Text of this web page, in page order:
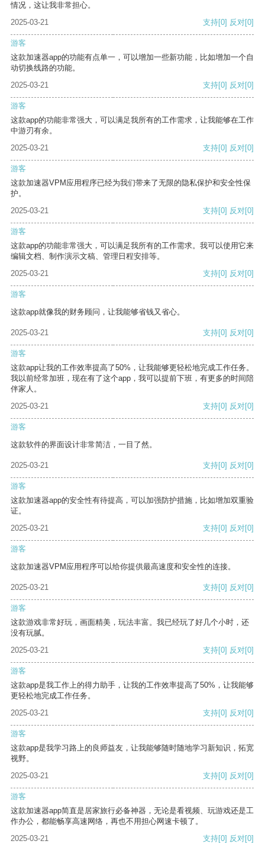
情况，这让我非常担心。
2025-03-21
支持[0] 反对[0]
游客
这款加速器app的功能有点单一，可以增加一些新功能，比如增加一个自
动切换线路的功能。
2025-03-21
支持[0] 反对[0]
游客
这款app的功能非常强大，可以满足我所有的工作需求，让我能够在工作
中游刃有余。
2025-03-21
支持[0] 反对[0]
游客
这款加速器VPM应用程序已经为我们带来了无限的隐私保护和安全性保
护。
2025-03-21
支持[0] 反对[0]
游客
这款app的功能非常强大，可以满足我所有的工作需求。我可以使用它来
编辑文档、制作演示文稿、管理日程安排等。
2025-03-21
支持[0] 反对[0]
游客
这款app就像我的财务顾问，让我能够省钱又省心。
2025-03-21 支持[0] 反对[0]
游客
这款app让我的工作效率提高了50%，让我能够更轻松地完成工作任务。
我以前经常加班，现在有了这个app，我可以提前下班，有更多的时间陪
伴家人。
2025-03-21
支持[0] 反对[0]
游客
这款软件的界面设计非常简洁，一目了然。
2025-03-21 支持[0] 反对[0]
游客
这款加速器app的安全性有待提高，可以加强防护措施，比如增加双重验
证。
2025-03-21
支持[0] 反对[0]
游客
这款加速器VPM应用程序可以给你提供最高速度和安全性的连接。
2025-03-21 支持[0] 反对[0]
游客
这款游戏非常好玩，画面精美，玩法丰富。我已经玩了好几个小时，还
没有玩腻。
2025-03-21
支持[0] 反对[0]
游客
这款app是我工作上的得力助手，让我的工作效率提高了50%，让我能够
更轻松地完成工作任务。
2025-03-21
支持[0] 反对[0]
游客
这款app是我学习路上的良师益友，让我能够随时随地学习新知识，拓宽
视野。
2025-03-21
支持[0] 反对[0]
游客
这款加速器app简直是居家旅行必备神器，无论是看视频、玩游戏还是工
作办公，都能畅享高速网络，再也不用担心网速卡顿了。
2025-03-21
支持[0] 反对[0]